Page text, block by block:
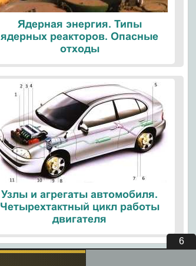
Ядерная энергия. Типы
ядерных реакторов. Опасные
отходы
Узлы и агрегаты автомобиля.
Четырехтактный цикл работы
двигателя
5